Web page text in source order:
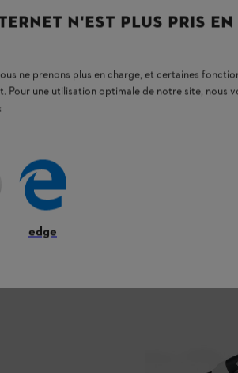
de chaine
STIHL (B). Parfaite
N'EST PLUS PRIS
ne prenons plus en charge, et certaines
une utilisation optimale de notre site, nous
edge